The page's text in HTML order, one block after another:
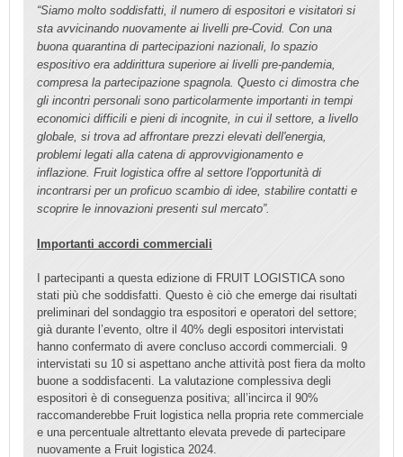
“Siamo molto soddisfatti, il numero di espositori e visitatori si
sta avvicinando nuovamente ai livelli pre-Covid. Con una
buona quarantina di partecipazioni nazionali, lo spazio
espositivo era addirittura superiore ai livelli pre-pandemia,
compresa la partecipazione spagnola. Questo ci dimostra che
gli incontri personali sono particolarmente importanti in tempi
economici difficili e pieni di incognite, in cui il settore, a livello
globale, si trova ad affrontare prezzi elevati dell'energia,
problemi legati alla catena di approvvigionamento e
inflazione. Fruit logistica offre al settore l'opportunità di
incontrarsi per un proficuo scambio di idee, stabilire contatti e
scoprire le innovazioni presenti sul mercato”.
Importanti accordi commerciali
I partecipanti a questa edizione di FRUIT LOGISTICA sono
stati più che soddisfatti. Questo è ciò che emerge dai risultati
preliminari del sondaggio tra espositori e operatori del settore;
già durante l’evento, oltre il 40% degli espositori intervistati
hanno confermato di avere concluso accordi commerciali. 9
intervistati su 10 si aspettano anche attività post fiera da molto
buone a soddisfacenti. La valutazione complessiva degli
espositori è di conseguenza positiva; all’incirca il 90%
raccomanderebbe Fruit logistica nella propria rete commerciale
e una percentuale altrettanto elevata prevede di partecipare
nuovamente a Fruit logistica 2024.